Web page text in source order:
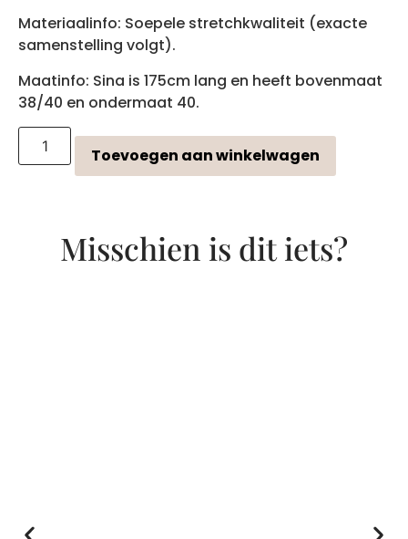
Materiaalinfo: Soepele stretchkwaliteit (exacte
samenstelling volgt).
Maatinfo: Sina is 175cm lang en heeft bovenmaat
38/40 en ondermaat 40.
Toevoegen aan winkelwagen
Misschien is dit iets?